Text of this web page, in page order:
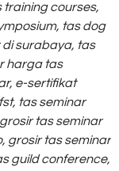
training courses,
tas dog
di surabaya, tas
harga tas
e-sertifikat
tas seminar
grosir tas seminar
grosir tas seminar
guild conference,